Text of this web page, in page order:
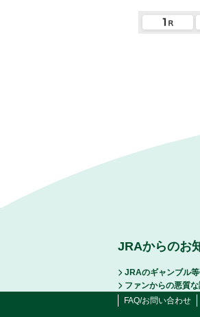
JRAからのお
JRAのギャンブル
ファンからの悪質
FAQ/お問い合わせ